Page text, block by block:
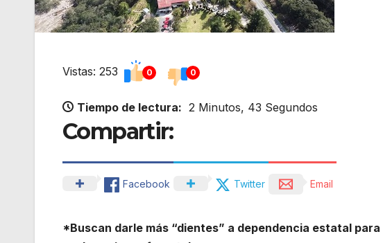
Vistas: 253 0 0
Tiempo de lectura: 2 Minutos, 43 Segundos
Compartir:
Facebook Twitter Email
*Buscan darle más “dientes” a dependencia estatal